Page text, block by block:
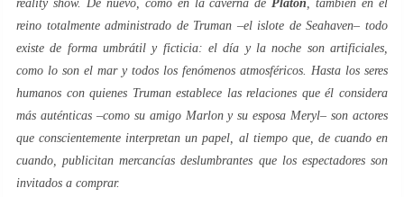
reality show. De nuevo, como en lacaverna de Platón , también en el
reino totalmente administrado de Truman –el islote deSeahaven– todo
existe de forma umbrátil y ficticia: el día y la noche son artificiales,
como lo son el mar y todos los fenómenos atmosféricos. Hasta los seres
humanos con quienes Trumanestablece las relaciones que él considera
más auténticas –como su amigo Marlony su esposa Meryl– son actores
que conscientemente interpretan un papel, al tiempo que, de cuando en
cuando, publicitan mercancías deslumbrantes que los espectadores son
invitados a comprar.